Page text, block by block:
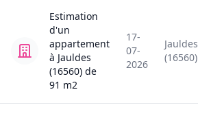
Estimation
d'un
appartement
à Jauldes
(16560) de
91 m2
17-
07-
2026
Jauldes
(16560)